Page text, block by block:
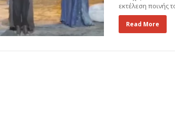
εκτέλεση ποινής
Read More